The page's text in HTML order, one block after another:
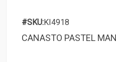
#SKU:KI4918
CANASTO PASTEL